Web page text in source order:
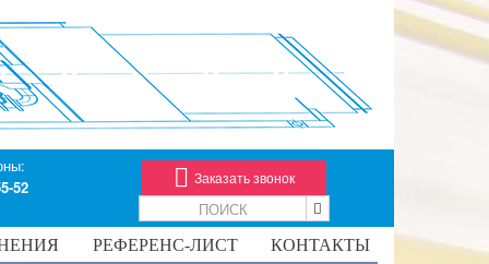
52
Заказать звонок
РЕФЕРЕНС-ЛИСТ КОНТАКТЫ